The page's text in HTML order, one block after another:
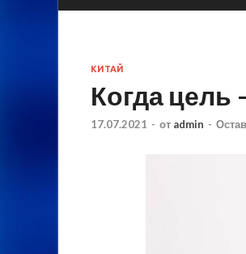
КИТАЙ
Когда цель
17.07.2021 - от admin -